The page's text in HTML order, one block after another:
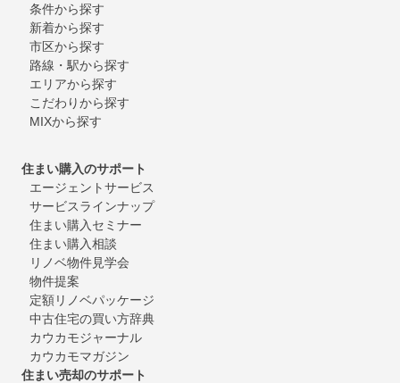
条件から探す
新着から探す
市区から探す
路線・駅から探す
エリアから探す
こだわりから探す
MIXから探す
住まい購入のサポート
エージェントサービス
サービスラインナップ
住まい購入セミナー
住まい購入相談
リノベ物件見学会
物件提案
定額リノベパッケージ
中古住宅の買い方辞典
カウカモジャーナル
カウカモマガジン
住まい売却のサポート